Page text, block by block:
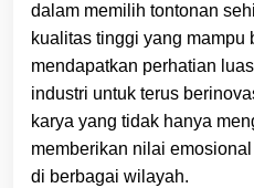
dalam memilih tontonan
kualitas tinggi yang mampu
mendapatkan perhatian
industri untuk terus
karya yang tidak hanya
memberikan nilai
di berbagai wilayah.